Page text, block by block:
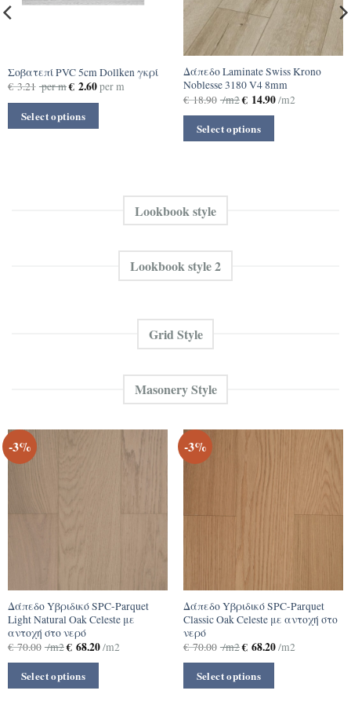
Σοβατεπί PVC 5cm Dollken γκρί
€3.21 per m€2.60per m
Select options
Δάπεδο Laminate Swiss Krono
Noblesse 3180 V4 8mm
€18.90 /m2€14.90/m2
Select options
Lookbook style
Lookbook style 2
Grid Style
Masonery Style
-3%
Δάπεδο Yβριδικό SPC-Parquet
Light Natural Oak Celeste με
αντοχή στο νερό
€70.00 /m2€68.20/m2
Select options
-3%
Δάπεδο Yβριδικό SPC-Parquet
Classic Oak Celeste με αντοχή στο
νερό
€70.00 /m2€68.20/m2
Select options